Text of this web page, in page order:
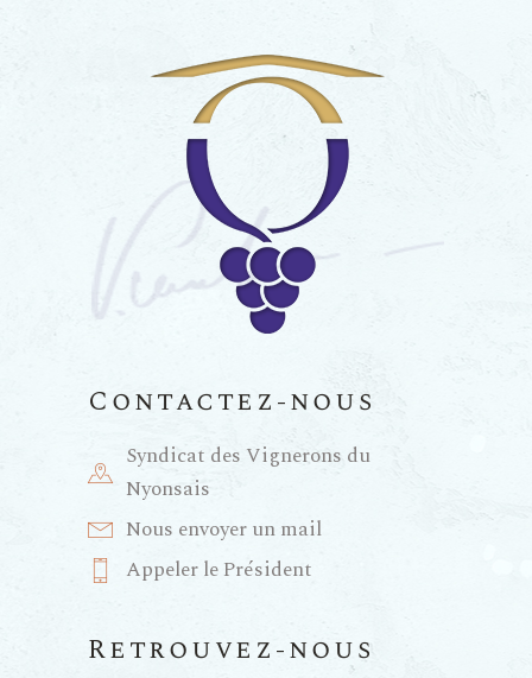
Contactez-nous
Syndicat des Vignerons du
Nyonsais
Nous envoyer un mail
Appeler le Président
Retrouvez-nous